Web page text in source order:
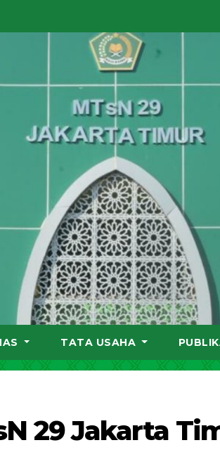
TATA USAHA
29 Jakarta